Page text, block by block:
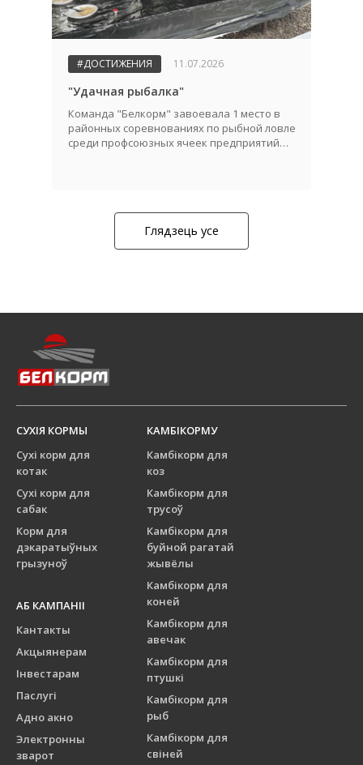
#ДОСТИЖЕНИЯ 11.07.2026
"Удачная рыбалка"
Команда "Белкорм" завоевала 1 место в
районных соревнованиях по рыбной ловле
среди профсоюзных ячеек предприятий
Глядзець усе
СУХІЯ КОРМЫ
Сухі корм для
котак
Сухі корм для
сабак
Корм для
дэкаратыўных
грызуноў
КАМБІКОРМУ
Камбікорм для
коз
Камбікорм для
трусоў
Камбікорм для
буйной рагатай
жывёлы
Камбікорм для
коней
Камбікорм для
авечак
Камбікорм для
птушкі
Камбікорм для
рыб
Камбікорм для
свіней
АБ КАМПАНІІ
Кантакты
Акцыянерам
Інвестарам
Паслугі
Адно акно
Электронны
зварот